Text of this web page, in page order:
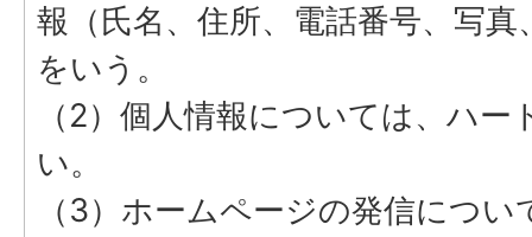
報（氏名、住所、電話番号、写
をいう。
（2）個人情報については、ハ
い。
（3）ホームページの発信につい